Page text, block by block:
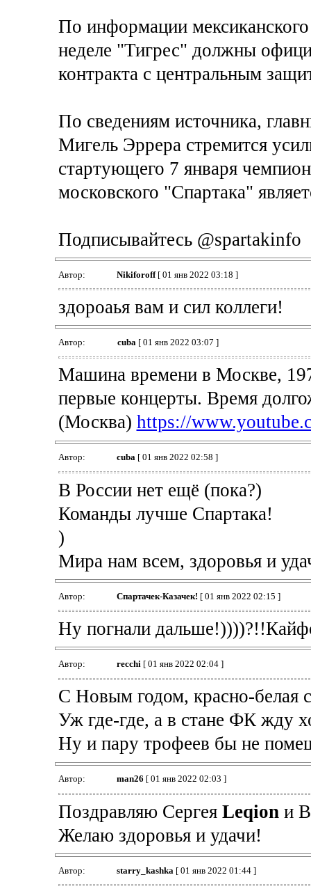
По информации
неделе "Тигрес" должны
контракта с центральным
По сведениям источника,
Мигель Эррера стремится
стартующего 7 января
московского "Спартака"
Подписывайтесь @spartakinfo
Автор: Nikiforoff[ 01 янв 2022 03:18 ]
здороаья вам и сил коллеги!
Автор: cuba [ 01 янв 2022 03:07 ]
Машина времени в Москве,
первые концерты. Время
(Москва) https://
Автор: cuba[ 01 янв 2022 02:58 ]
В России нет ещё (пока?)
Команды лучше Спартака!
)
Мира нам всем, здоровья и
Автор: Спартачек-Казачек! [ 01 янв 2022 02:15 ]
Ну погнали
Автор: recchi [ 01 янв 2022 02:04 ]
С Новым годом, красно-белая
Уж где-где, а в стане ФК жду
Ну и пару трофеев бы не
Автор: man26 [ 01 янв 2022 02:03 ]
Поздравляю Сергея Leqion и
Желаю здоровья и удачи!
Автор: starry_kashka [ 01 янв 2022 01:44 ]